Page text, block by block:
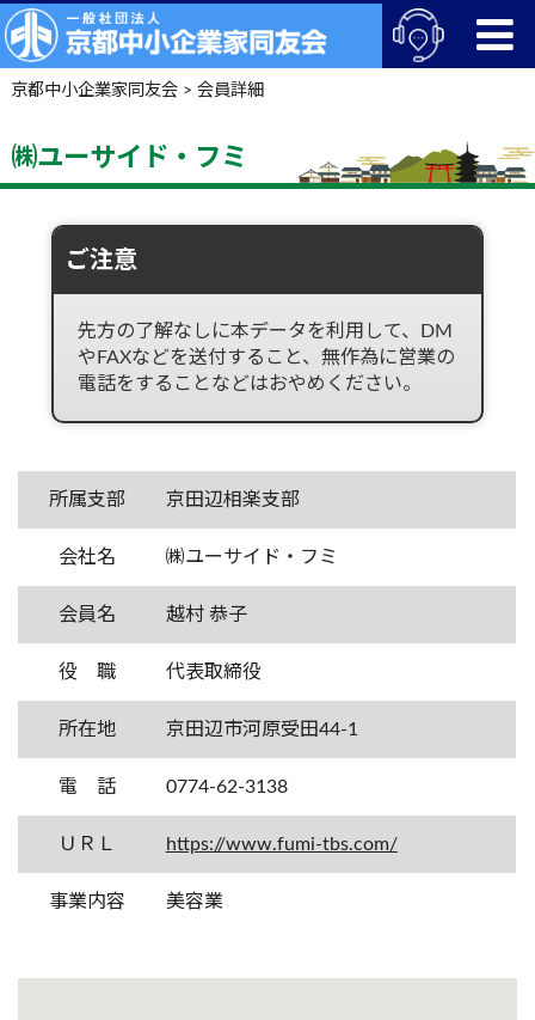
京都中小企業家同友会> 会員詳細
㈱ユーサイド・フミ
ご注意
先方の了解なしに本データを利用して、DM
やFAXなどを送付すること、無作為に営業の
電話をすることなどはおやめください。
所属支部 京田辺相楽支部
会社名 ㈱ユーサイド・フミ
会員名 越村 恭子
役 職 代表取締役
所在地 京田辺市河原受田44-1
電 話 0774-62-3138
ＵＲＬ https://www.fumi-tbs.com/
事業内容 美容業